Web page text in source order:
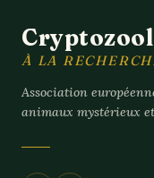
À LA
Association
animaux mystérieux